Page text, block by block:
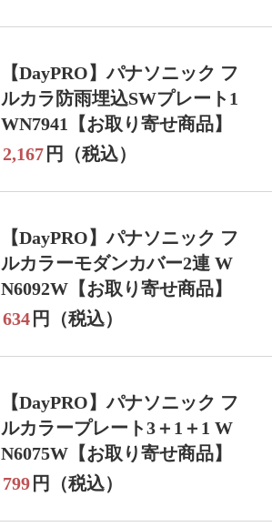
【DayPRO】パナソニック フ
ルカラ防雨埋込SWプレート1
WN7941【お取り寄せ商品】
2,167 円（税込）
【DayPRO】パナソニック フ
ルカラーモダンカバー2連 W
N6092W【お取り寄せ商品】
634 円（税込）
【DayPRO】パナソニック フ
ルカラープレート3＋1＋1 W
N6075W【お取り寄せ商品】
799 円（税込）